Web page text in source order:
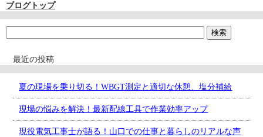
ブログトップ
最近の投稿
夏の現場を乗り切る！WBGT測定と適切な休憩、塩分補給
現場の悩みを解決！最新配線工具で作業効率アップ
現役電気工事士が語る！山口での仕事と暮らしのリアルな声